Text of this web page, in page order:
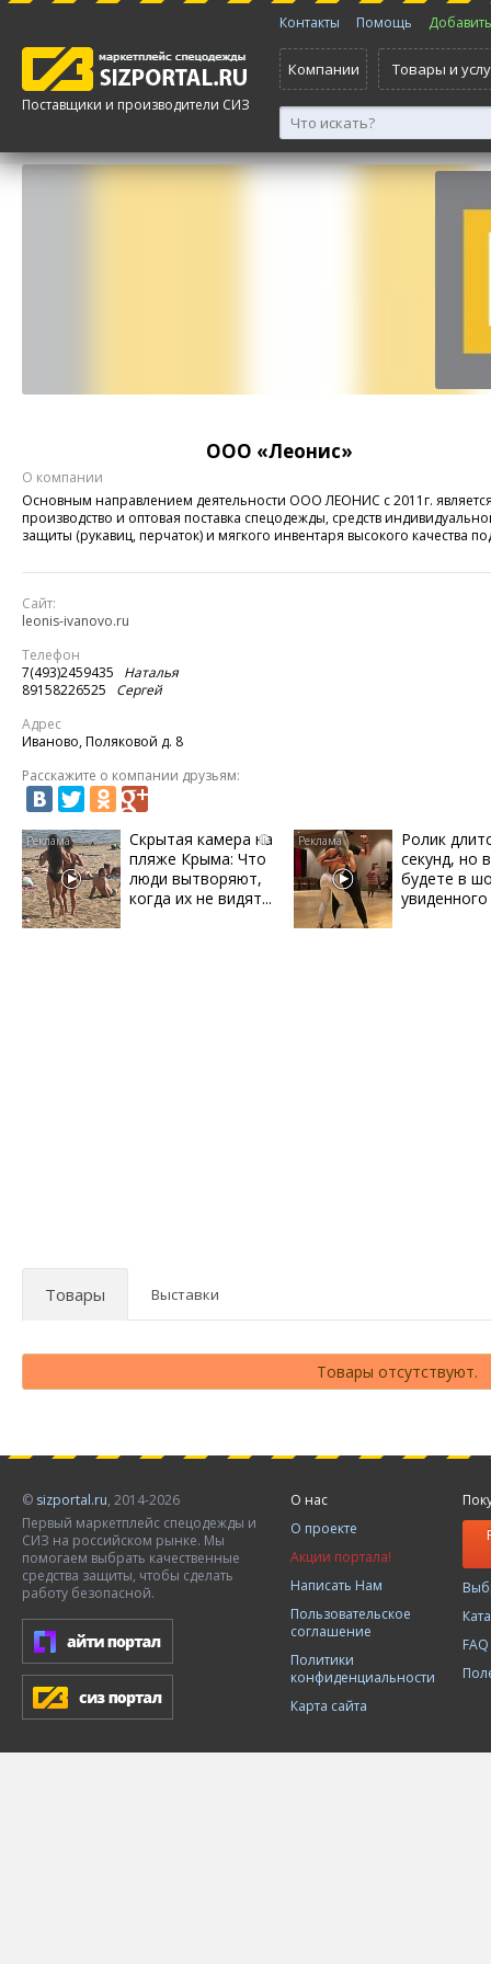
Поставщики и производители СИЗ
Контакты Помощь
Компании Товары и
ООО «Леонис»
О компании
Основным направлением деятельности ООО ЛЕОНИС с 2011г.
производство и оптовая поставка спецодежды, средств
защиты (рукавиц, перчаток) и мягкого инвентаря высокого качества
Сайт:
leonis-ivanovo.ru
Телефон
7(493)2459435 Наталья
89158226525 Сергей
Адрес
Иваново, Поляковой д. 8
Расскажите о компании друзьям:
i
Скрытая камера на
пляже Крыма: Что
люди вытворяют,
когда их не видят...
Ролик
секунд, но
будете в
увиденного
Товары Выставки
Товары отсутствуют.
© sizportal.ru, 2014-2026
Первый маркетплейс спецодежды и
СИЗ на российском рынке. Мы
помогаем выбрать качественные
средства защиты, чтобы сделать
работу безопасной.
О нас
О проекте
Акции портала!
Написать Нам
Пользовательское
соглашение
Политики
конфиденциальности
Карта сайта
FAQ